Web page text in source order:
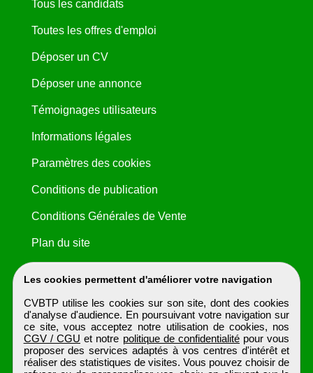
Les cookies permettent d'améliorer votre navigation
CVBTP utilise les cookies sur son site, dont des cookies
d'analyse d'audience. En poursuivant votre navigation sur
ce site, vous acceptez notre utilisation de cookies, nos
CGV / CGU et notre politique de confidentialité pour vous
proposer des services adaptés à vos centres d'intérêt et
réaliser des statistiques de visites. Vous pouvez choisir de
Tous les candidats
Toutes les offres d'emploi
Déposer un CV
Déposer une annonce
Témoignages utilisateurs
Informations légales
Paramètres des cookies
Conditions de publication
Conditions Générales de Vente
Plan du site